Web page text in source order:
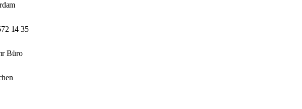
14 35
Büro